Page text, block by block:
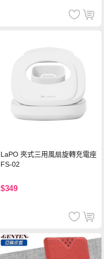
LaPO 夾式三用風扇旋轉充電座
FS-02
$349